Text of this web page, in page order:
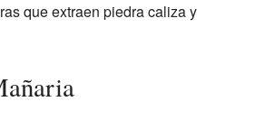
que extraen piedra caliza y